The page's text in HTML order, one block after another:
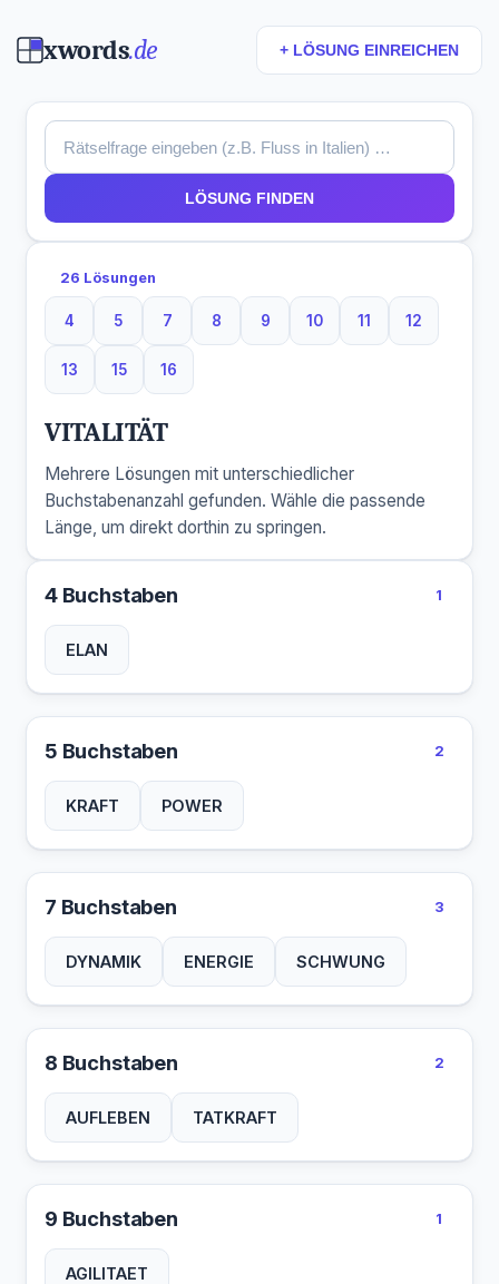
xwords.de + LÖSUNG EINREICHEN
LÖSUNG FINDEN
26 Lösungen
4
4 Buchstaben
5
5 Buchstaben
7
7 Buchstaben
8
8 Buchstaben
9
9 Buchstaben
10
10 Buchstaben
11
11 Buchstaben
12
12
13
13 Buchstaben
15
15 Buchstaben
16
16 Buchstaben
VITALITÄT
Mehrere Lösungen mit unterschiedlicher
Buchstabenanzahl gefunden. Wähle die passende
Länge, um direkt dorthin zu springen.
4 Buchstaben 1
ELAN
5 Buchstaben 2
KRAFT POWER
7 Buchstaben 3
DYNAMIK ENERGIE SCHWUNG
8 Buchstaben 2
AUFLEBEN TATKRAFT
9 Buchstaben 1
AGILITAET